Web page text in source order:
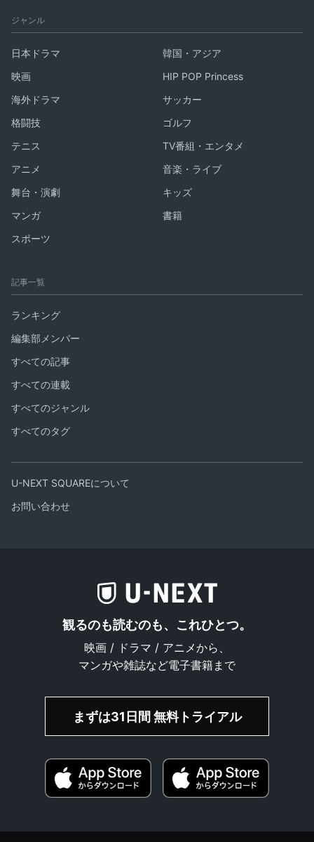
ジャンル
日本ドラマ
韓国・アジア
映画
HIP POP Princess
海外ドラマ
サッカー
格闘技
ゴルフ
テニス
TV番組・エンタメ
アニメ
音楽・ライブ
舞台・演劇
キッズ
マンガ
書籍
スポーツ
記事一覧
ランキング
編集部メンバー
すべての記事
すべての連載
すべてのジャンル
すべてのタグ
U-NEXT SQUAREについて
お問い合わせ
観るのも読むのも、これひとつ。
映画 / ドラマ / アニメから、
マンガや雑誌など電子書籍まで
まずは31日間 無料トライアル